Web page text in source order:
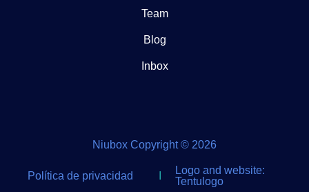
Team
Blog
Inbox
Niubox Copyright © 2026
Política de privacidad
Logo and website:
Tentulogo